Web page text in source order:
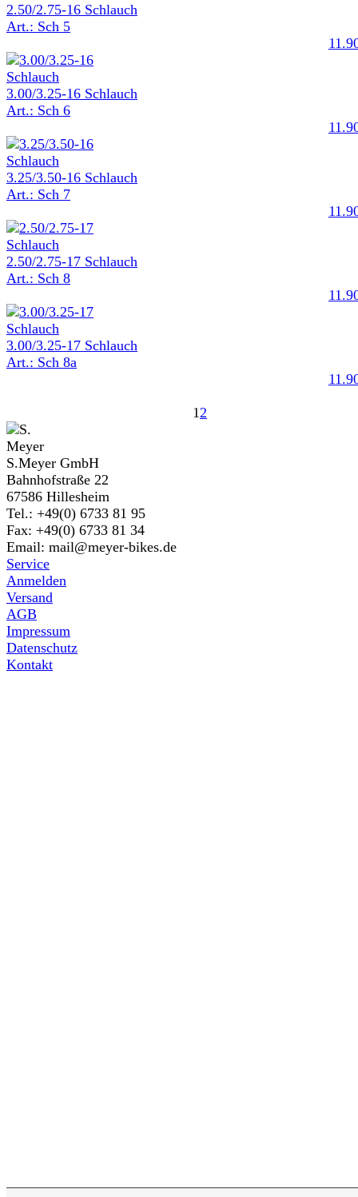
2.50/2.75-16 Schlauch
Art.: Sch 5
3.00/3.25-16 Schlauch
Art.: Sch 6
3.25/3.50-16 Schlauch
Art.: Sch 7
2.50/2.75-17 Schlauch
Art.: Sch 8
3.00/3.25-17 Schlauch
Art.: Sch 8a
1 2
S.Meyer GmbH
Bahnhofstraße 22
67586 Hillesheim
Tel.: +49(0) 6733 81 95
Fax: +49(0) 6733 81 34
Email: mail@meyer-bikes.de
Service
Anmelden
Versand
AGB
Impressum
Datenschutz
Kontakt